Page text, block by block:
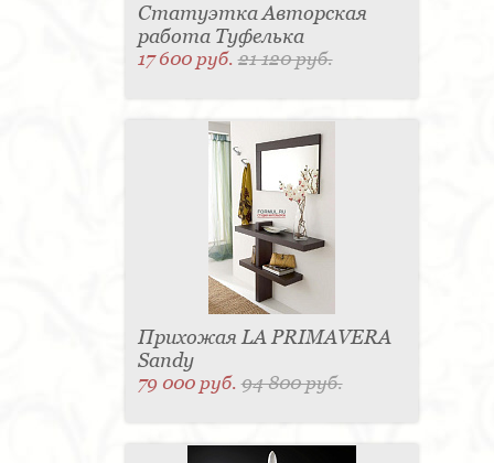
Статуэтка Авторская
работа Туфелька
17 600 руб.21 120 руб.
Прихожая LA PRIMAVERA
Sandy
79 000 руб.94 800 руб.